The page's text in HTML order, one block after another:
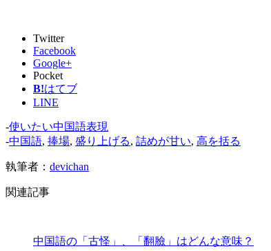
Twitter
Facebook
Google+
Pocket
B!はてブ
LINE
-使いたい中国語表現
-中国語, 捧場, 盛り上げる, 詰めが甘い, 高を括る
執筆者： devichan
関連記事
中国語の「古怪」、「翻臉」はどんな意味？